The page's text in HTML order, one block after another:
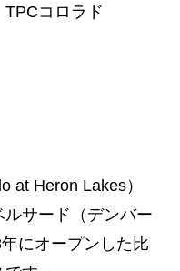
コロラド
at Heron Lakes）
サード（デンバー
にオープンした比